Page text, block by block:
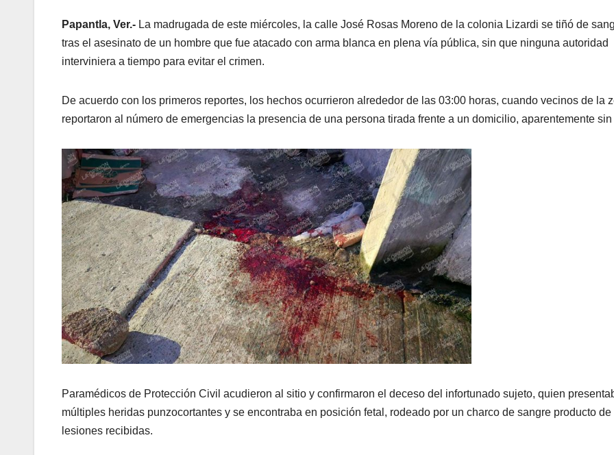
Papantla, Ver.- La madrugada de este miércoles, la calle José Rosas Moreno de la colonia Lizardi se tiñó de
tras el asesinato de un hombre que fue atacado con arma blanca en plena vía pública, sin que ninguna autoridad
interviniera a tiempo para evitar el crimen.
De acuerdo con los primeros reportes, los hechos ocurrieron alrededor de las 03:00 horas, cuando vecinos de la
reportaron al número de emergencias la presencia de una persona tirada frente a un domicilio, aparentemente
Paramédicos de Protección Civil acudieron al sitio y confirmaron el deceso del infortunado sujeto, quien
múltiples heridas punzocortantes y se encontraba en posición fetal, rodeado por un charco de sangre producto de
lesiones recibidas.